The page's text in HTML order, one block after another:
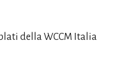
della WCCM Italia